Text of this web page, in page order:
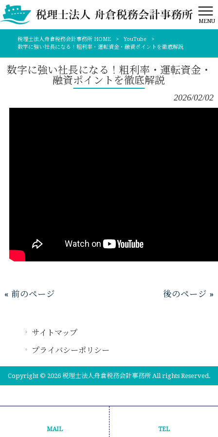
MENU
税理士法人舟倉税務会計事務所 HOME > YouTube
>
数字に強い社長になる！粗利率・運転資金・融資ポイントを徹底解説
数字に強い社長になる！粗利率・運転資金・
融資ポイントを徹底解説
2026/02/02
« 前のページ 後のページ »
サイトマップ
プライバシーポリシー
Copyright © 2026 税理士法人舟倉税務会計事務所 All rights Reserved.
MAIL TEL